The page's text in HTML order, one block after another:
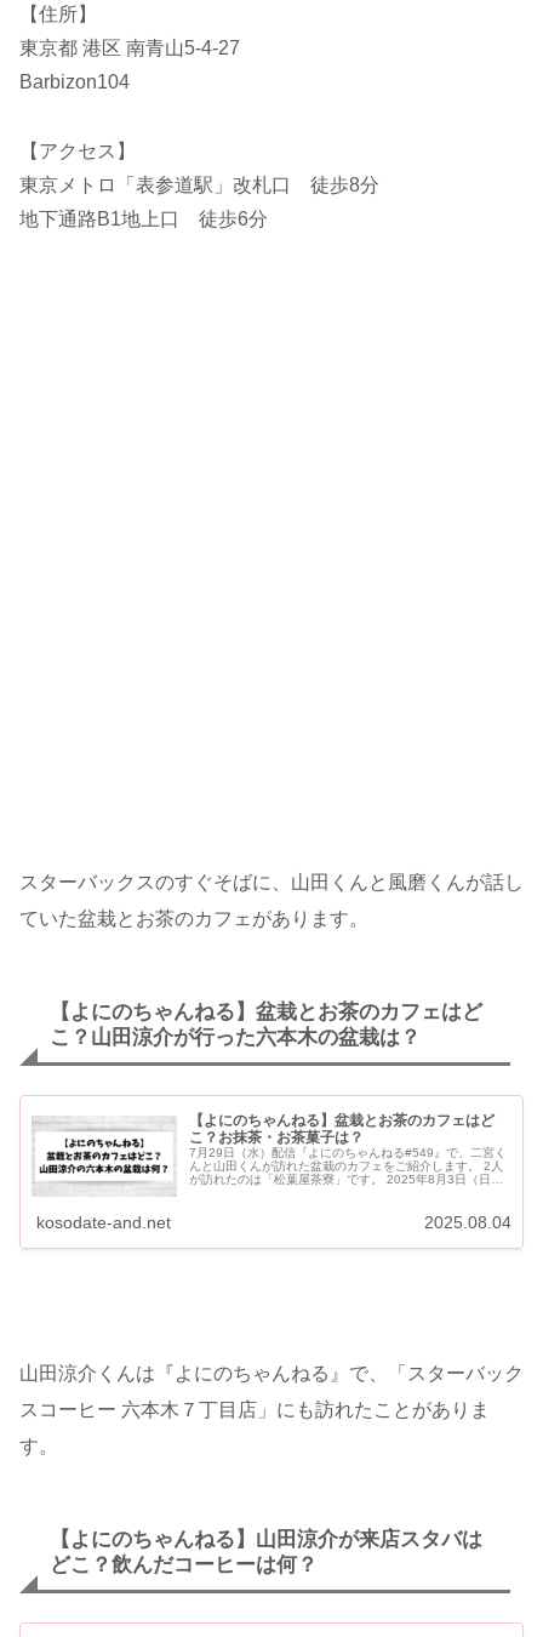
【住所】
東京都 港区 南青山5-4-27
Barbizon104
【アクセス】
東京メトロ「表参道駅」改札口 徒歩8分
地下通路B1地上口 徒歩6分
スターバックスのすぐそばに、山田くんと風磨くんが話し
ていた盆栽とお茶のカフェがあります。
【よにのちゃんねる】盆栽とお茶のカフェはど
こ？山田涼介が行った六本木の盆栽は？
【よにのちゃんねる】盆栽とお茶のカフェはど
こ？お抹茶・お茶菓子は？
7月29日（水）配信『よにのちゃんねる#549』で、二宮く
んと山田くんが訪れた盆栽のカフェをご紹介します。 2人
が訪れたのは「松葉屋茶寮」です。 2025年8月3日（日）
kosodate-and.net 2025.08.04
山田涼介くんは『よにのちゃんねる』で、「スターバック
スコーヒー 六本木７丁目店」にも訪れたことがありま
す。
【よにのちゃんねる】山田涼介が来店スタバは
どこ？飲んだコーヒーは何？